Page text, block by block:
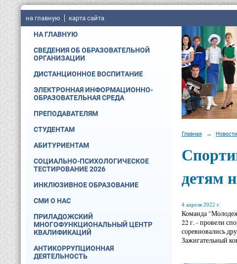
на главную карта сайта
НА ГЛАВНУЮ
СВЕДЕНИЯ ОБ ОБРАЗОВАТЕЛЬНОЙ
ОРГАНИЗАЦИИ
ДИСТАНЦИОННОЕ ВОСПИТАНИЕ
ЭЛЕКТРОННАЯ ИНФОРМАЦИОННО-
ОБРАЗОВАТЕЛЬНАЯ СРЕДА
ПРЕПОДАВАТЕЛЯМ
СТУДЕНТАМ
АБИТУРИЕНТАМ
СОЦИАЛЬНО-ПСИХОЛОГИЧЕСКОЕ
ТЕСТИРОВАНИЕ 2026
ИНКЛЮЗИВНОЕ ОБРАЗОВАНИЕ
СМИ О НАС
ПРИЛАДОЖСКИЙ
МНОГОФУНКЦИОНАЛЬНЫЙ ЦЕНТР
КВАЛИФИКАЦИЙ
АНТИКОРРУПЦИОННАЯ
ДЕЯТЕЛЬНОСТЬ
Главная → Новости
детям
4 апреля 2022 г.
Команда
22 г. - провели
соревновались
Зажигательный